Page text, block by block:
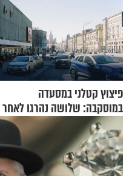
פיצוץ קטלני במסעדה
במוסקבה: שלושה נהרגו לאחר
שמטען שנשאה אישה התפוצץ